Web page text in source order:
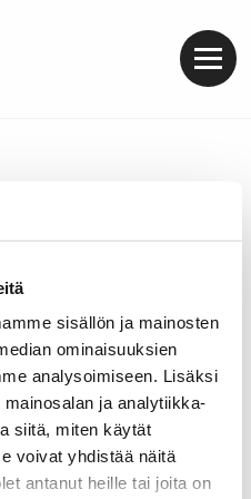
sisällön ja mainosten
ominaisuuksien
analysoimiseen. Lisäksi
ja analytiikka-
siitä, miten käytät
voivat yhdistää näitä
antanut heille tai joita on
juurikaan käyty kylmän
yliopiston rauhan- ja
on kasvanut.
vain valtion
ulkopuoliset valtiot ja
soppaan.
ja
yliopiston rauhan- ja